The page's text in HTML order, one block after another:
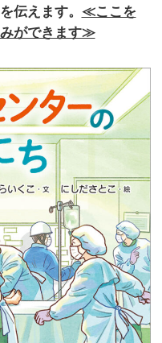
伝えます。 ≪ここを
ができます≫